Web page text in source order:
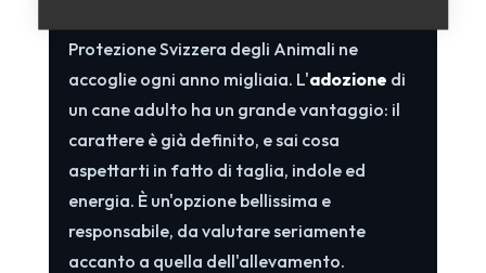
Protezione Svizzera degli Animali ne
accoglie ogni anno migliaia. L'adozione di
un cane adulto ha un grande vantaggio: il
carattere è già definito, e sai cosa
aspettarti in fatto di taglia, indole ed
energia. È un'opzione bellissima e
responsabile, da valutare seriamente
accanto a quella dell'allevamento.